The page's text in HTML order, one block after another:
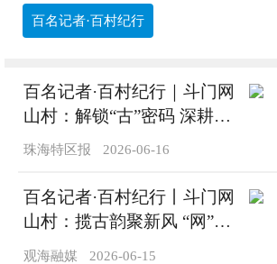
百名记者·百村纪行
百名记者·百村纪行｜斗门网
山村：解锁“古”密码 深耕
“红”底色
珠海特区报 2026-06-16
百名记者·百村纪行丨斗门网
山村：揽古韵聚新风 “网”住
乡村振兴幸福密码
观海融媒 2026-06-15